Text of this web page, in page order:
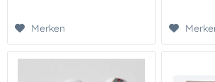
Merken
Ob als